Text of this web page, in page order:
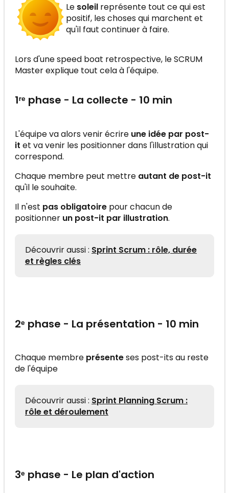
Le soleil représente tout ce qui est
positif, les choses qui marchent et
qu'il faut continuer à faire.
Lors d'une speed boat retrospective, le SCRUM
Master explique tout cela à l'équipe.
1ʳᵉ phase - La collecte - 10 min
L'équipe va alors venir écrire une idée par post-
it et va venir les positionner dans l'illustration qui
correspond.
Chaque membre peut mettre autant de post-it
qu'il le souhaite.
Il n'est pas obligatoire pour chacun de
positionner un post-it par illustration.
Découvrir aussi : Sprint Scrum : rôle, durée
et règles clés
2ᵉ phase - La présentation - 10 min
Chaque membre présenteses post-its au reste
de l'équipe
Découvrir aussi : Sprint Planning Scrum :
rôle et déroulement
3ᵉ phase - Le plan d'action